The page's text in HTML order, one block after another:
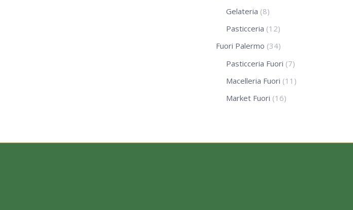
Gelateria (8)
Pasticceria (12)
Fuori Palermo (34)
Pasticceria Fuori (7)
Macelleria Fuori (11)
Market Fuori (16)